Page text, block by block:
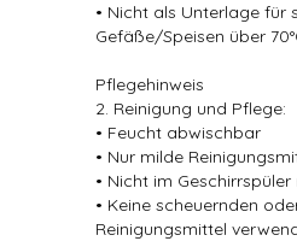
• Nicht als Unterlage für
Gefäße/Speisen über
Pflegehinweis
2. Reinigung und Pflege:
• Feucht abwischbar
• Nur milde
• Nicht im Geschirrspüler
• Keine scheuernden
Reinigungsmittel